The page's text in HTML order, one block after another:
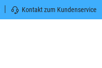
Kontakt zum Kundenservice